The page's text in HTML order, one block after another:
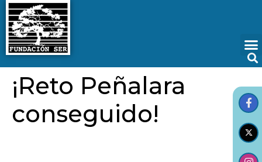
¡Reto Peñalara
conseguido!